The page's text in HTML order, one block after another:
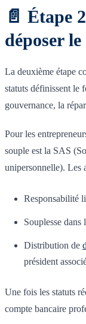
📄 Étape
déposer
La deuxième étape
statuts définissent le
gouvernance, la
Pour les
souple est la SAS
unipersonnelle). Les
Responsabilité
Souplesse dans
Distribution de
président
Une fois les statuts
compte bancaire